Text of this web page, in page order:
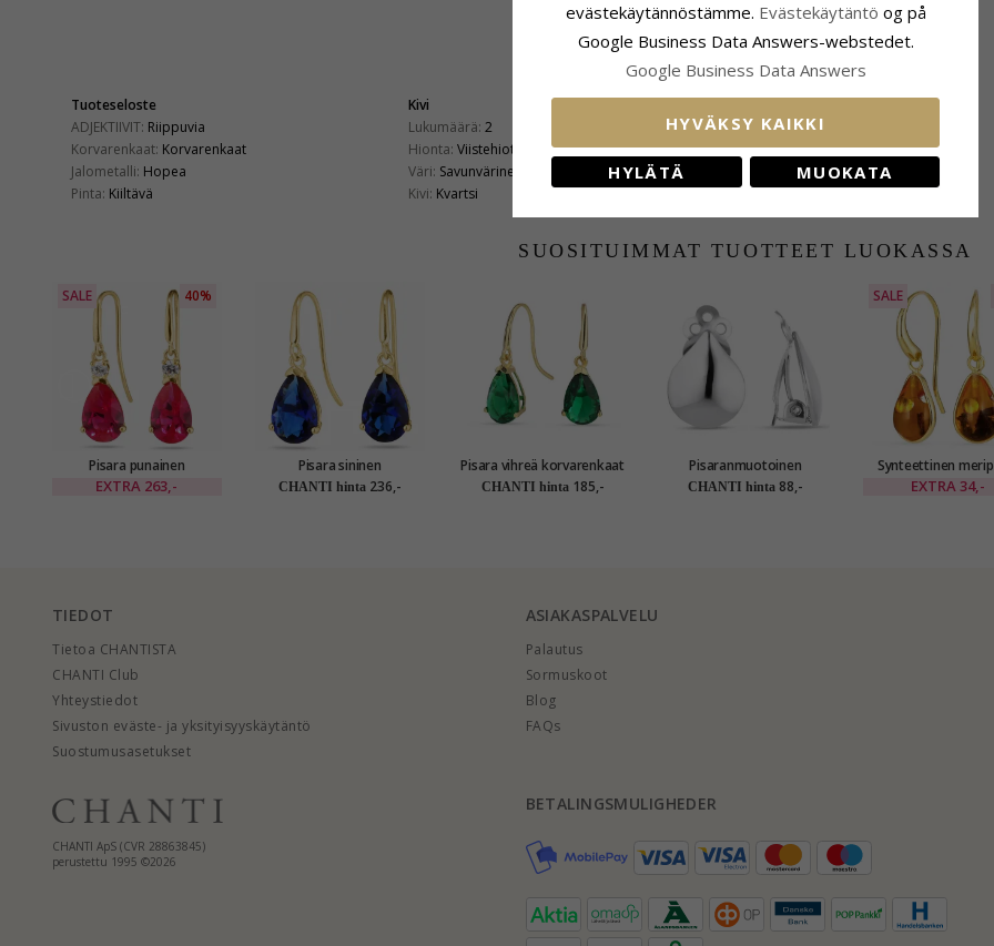
Tuoteseloste
ADJEKTIIVIT: Riippuvia
Korvarenkaat: Korvarenkaat
Jalometalli: Hopea
Pinta: Kiiltävä
Kivi
Lukumäärä: 2
Hionta: Viistehiottu
Väri: Savunvärinen
Kivi: Kvartsi
Korkeus Koukun Kanssa:
Leveys:14,0 mm
SUOSITUIMMAT TUOTTEET LUOKASSA
SALE 40%
Pisara punainen
kultakorvakorut 14
EXTRA 263,-
Pisara sininen
kultakorvakorut 14
CHANTI hinta 236,-
Pisara vihreä korvarenkaat
9 karaatin kultaa kanssa
CHANTI hinta 185,-
Pisaranmuotoinen
klipsikorvakorut hopea
CHANTI hinta 88,-
SALE
Synteettinen
korvarenkaat kullattu
EXTRA 34,-
TIEDOT
Tietoa CHANTISTA
CHANTI Club
Yhteystiedot
Sivuston eväste- ja yksityisyyskäytäntö
Suostumusasetukset
ASIAKASPALVELU
Palautus
Sormuskoot
Blog
FAQs
CHANTI ApS (CVR 28863845)
perustettu 1995 ©2026
BETALINGSMULIGHEDER
evästekäytännöstämme. Evästekäytäntö og på
Google Business Data Answers-webstedet.
Google Business Data Answers
HYVÄKSY KAIKKI
HYLÄTÄ MUOKATA